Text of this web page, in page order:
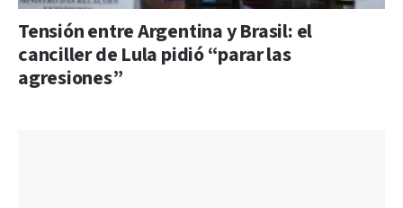
Tensión entre Argentina y Brasil: el
canciller de Lula pidió “parar las
agresiones”